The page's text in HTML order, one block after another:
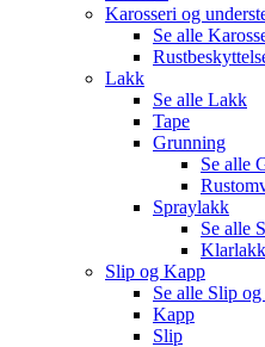
Karosseri og
Se alle
Lakk
Se alle Lakk
Tape
Grunning
Se alle
Spraylakk
Se alle
Klarlakk
Slip og Kapp
Se alle Slip
Kapp
Slip